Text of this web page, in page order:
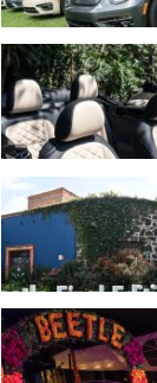
TEST: Lexus
oplatí sa
Peter varga